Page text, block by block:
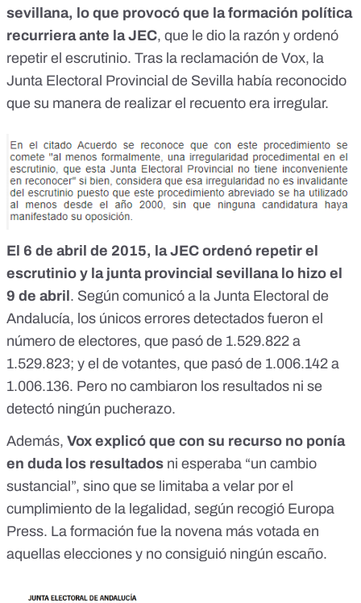
sevillana, lo que provocó que la formación política
recurriera ante la JEC, que le dio la razón y ordenó
repetir el escrutinio. Tras la reclamación de Vox, la
Junta Electoral Provincial de Sevilla había reconocido
que su manera de realizar el recuento era irregular.
El 6 de abril de 2015, la JEC ordenó repetir el
escrutinio y la junta provincial sevillana lo hizo el
9 de abril. Según comunicó a la Junta Electoral de
Andalucía, los únicos errores detectados fueron el
número de electores, que pasó de 1.529.822 a
1.529.823; y el de votantes, que pasó de 1.006.142 a
1.006.136. Pero no cambiaron los resultados ni se
detectó ningún pucherazo.
Además, Vox explicó que con su recurso no ponía
en duda los resultados ni esperaba “un cambio
sustancial”, sino que se limitaba a velar por el
cumplimiento de la legalidad, según recogió Europa
Press. La formación fue la novena más votada en
aquellas elecciones y no consiguió ningún escaño.